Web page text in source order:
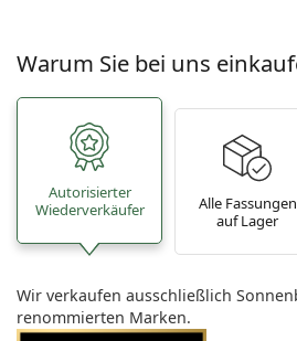
Warum Sie bei uns
Autorisierter
Wiederverkäufer
Alle Fassungen
auf Lager
Wir verkaufen ausschließlich
renommierten Marken.